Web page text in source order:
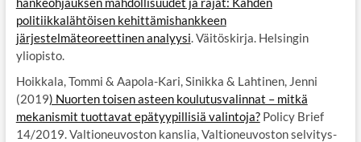
politiikkalähtöisen kehittämishankkeen
järjestelmäteoreettinen analyysi. Väitöskirja. Helsingin
yliopisto.
Hoikkala, Tommi & Aapola-Kari, Sinikka & Lahtinen, Jenni
(2019) Nuorten toisen asteen koulutusvalinnat – mitkä
mekanismit tuottavat epätyypillisiä valintoja?Policy Brief
14/2019. Valtioneuvoston kanslia, Valtioneuvoston selvitys-